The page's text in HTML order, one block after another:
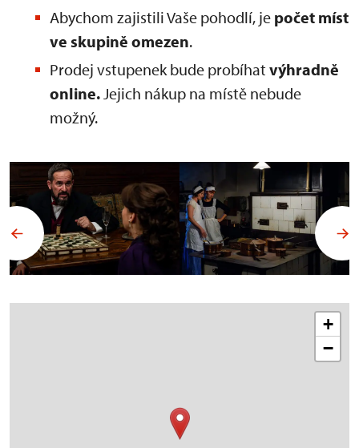
Abychom zajistili Vaše pohodlí, je počet míst
ve skupině omezen.
Prodej vstupenek bude probíhat výhradně
online.Jejich nákup na místě nebude
možný.
+
−